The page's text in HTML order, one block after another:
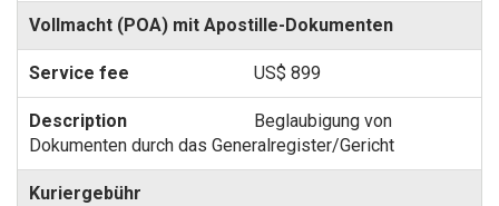
Vollmacht (POA) mit Apostille-Dokumenten
US$ 899
Beglaubigung von
Dokumenten durch das Generalregister/Gericht
Kuriergebühr